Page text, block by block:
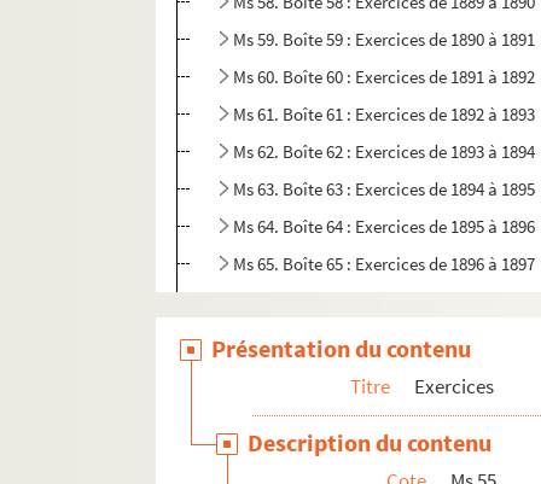
Ms 59. Boîte 59 : Exercices de 1890 à 1891
Ms 60. Boîte 60 : Exercices de 1891 à 1892
Ms 61. Boîte 61 : Exercices de 1892 à 1893
Ms 62. Boîte 62 : Exercices de 1893 à 1894
Ms 63. Boîte 63 : Exercices de 1894 à 1895
Ms 64. Boîte 64 : Exercices de 1895 à 1896
Ms 65. Boîte 65 : Exercices de 1896 à 1897
Ms 67. Boîte 67 : Exercices de 1898 à 1899
Ms 68. Boîte 68 : Exercices de 1899 à 1900
Ms 69. Boîte 69 : Exercices de 1900 à 1901
Ms 70. Boîte 70 : Exercices de 1901 à 1902
Présentation du contenu
Titre Exercices
Description du contenu